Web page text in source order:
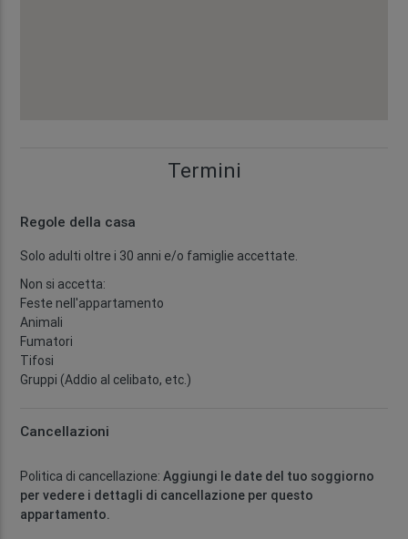
Termini
Regole della casa
Solo adulti oltre i 30 anni e/o famiglie accettate.
Non si accetta:
Feste nell'appartamento
Animali
Fumatori
Tifosi
Gruppi (Addio al celibato, etc.)
Cancellazioni
Politica di cancellazione:Aggiungi le date del tuo soggiorno
per vedere i dettagli di cancellazione per questo
appartamento.